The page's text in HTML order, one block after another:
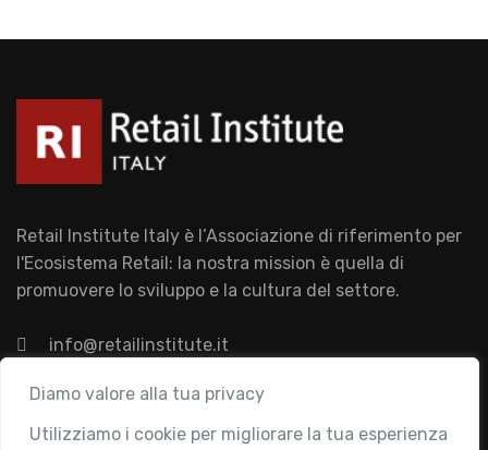
Diamo valore alla tua privacy
Utilizziamo i cookie per migliorare la tua esperienza
Retail Institute Italy è l’Associazione di riferimento per
l'Ecosistema Retail: la nostra mission è quella di
promuovere lo sviluppo e la cultura del settore.
info@retailinstitute.it
Associazione
Chi siamo